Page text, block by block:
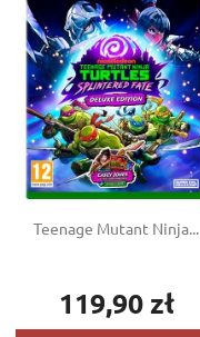
Teenage Mutant Ninja...
Cena
119,90 zł